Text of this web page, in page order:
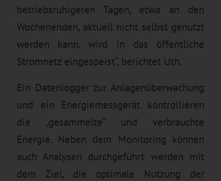
betriebsruhigeren Tagen, etwa an den
Wochenenden, aktuell nicht selbst genutzt
werden kann, wird in das öffentliche
Stromnetz eingespeist“, berichtet Uth.
Ein Datenlogger zur Anlagenüberwachung
und ein Energiemessgerät kontrollieren
die „gesammelte“ und verbrauchte
Energie. Neben dem Monitoring können
auch Analysen durchgeführt werden mit
dem Ziel, die optimale Nutzung der